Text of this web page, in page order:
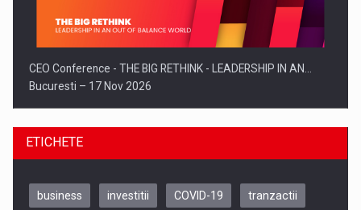
CEO Conference - THE BIG RETHINK - LEADERSHIP IN AN…
Bucuresti – 17 Nov 2026
ETICHETE
business investitii COVID-19 tranzactii